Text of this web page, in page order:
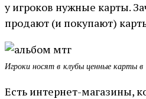
у игроков нужные карты.
продают (и покупают)
Игроки носят в клубы ценные карты
Есть интернет-магазины,